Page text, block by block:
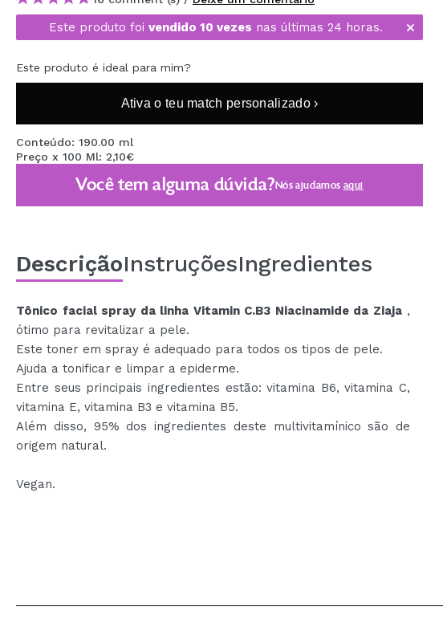
MAQUIFARMA
TRAVEL SIZE
DESCONTOS
EM BREVE
Este produto foi vendido 10 vezes nas últimas 24 horas.
Este produto é ideal para mim?
Ativa o teu match personalizado ›
Conteúdo: 190.00 ml
Preço x 100 Ml: 2,10€
Você tem alguma dúvida?Nós ajudamos aqui
DescriçãoInstruçõesIngredientes
Tônico facial spray da linha Vitamin C.B3 Niacinamide da Ziaja,
ótimo para revitalizar a pele.
Este toner em spray é adequado para todos os tipos de pele.
Ajuda a tonificar e limpar a epiderme.
Entre seus principais ingredientes estão: vitamina B6, vitamina C,
vitamina E, vitamina B3 e vitamina B5.
Além disso, 95% dos ingredientes deste multivitamínico são de
origem natural.
Vegan.